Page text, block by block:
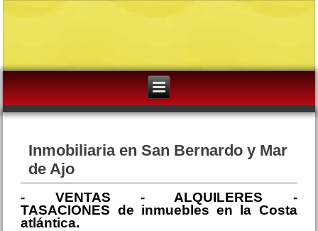
Inmobiliaria en San Bernardo y Mar
de Ajo
- VENTAS - ALQUILERES -
TASACIONES de inmuebles en la Costa
atlántica.